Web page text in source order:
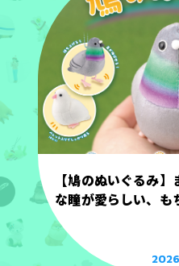
【鳩のぬいぐるみ
な瞳が愛らしい、も